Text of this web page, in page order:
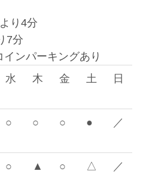
り4分
7分
ンパーキングあり
水 木 金 土 日
○ ○ ○ ● ／
○ ▲ ○ △ ／